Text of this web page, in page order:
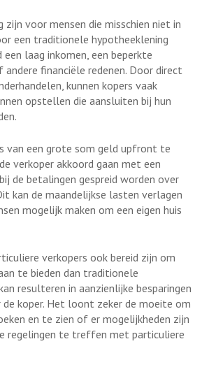
voor mensen die misschien niet in
een traditionele hypotheeklening
laag inkomen, een beperkte
andere financiële redenen. Door direct
kunnen kopers vaak
opstellen die aansluiten bij hun
van een grote som geld upfront te
verkoper akkoord gaan met een
de betalingen gespreid worden over
kan de maandelijkse lasten verlagen
mogelijk maken om een eigen huis
verkopers ook bereid zijn om
te bieden dan traditionele
resulteren in aanzienlijke besparingen
koper. Het loont zeker de moeite om
en te zien of er mogelijkheden zijn
regelingen te treffen met particuliere